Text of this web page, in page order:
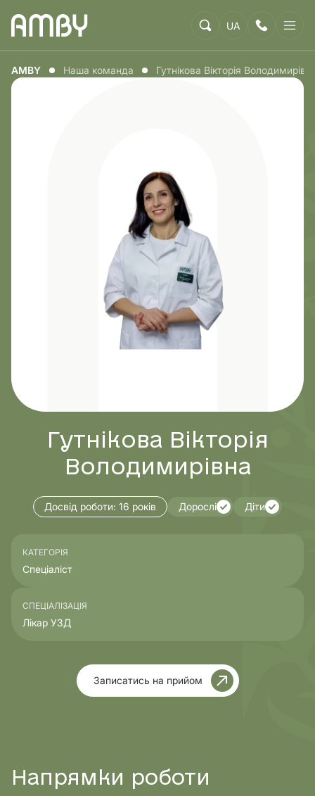
UA
AMBY Наша команда Гутнікова Вікторія
Гутнікова Вікторія
Володимирівна
Досвід роботи: 16 років Дорослі Діти
КАТЕГОРІЯ
Спеціаліст
СПЕЦІАЛІЗАЦІЯ
Лікар УЗД
Записатись на прийом
Напрямки роботи